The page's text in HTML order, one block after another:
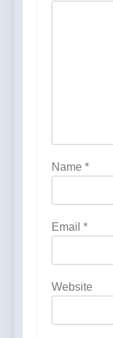
Name *
Email *
Website